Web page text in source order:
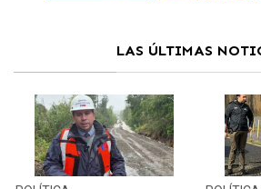
LAS ÚLTIMAS